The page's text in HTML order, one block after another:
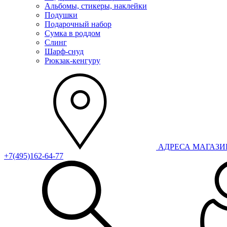
Альбомы, стикеры, наклейки
Подушки
Подарочный набор
Сумка в роддом
Слинг
Шарф-снуд
Рюкзак-кенгуру
АДРЕСА
+7(495)162-64-77